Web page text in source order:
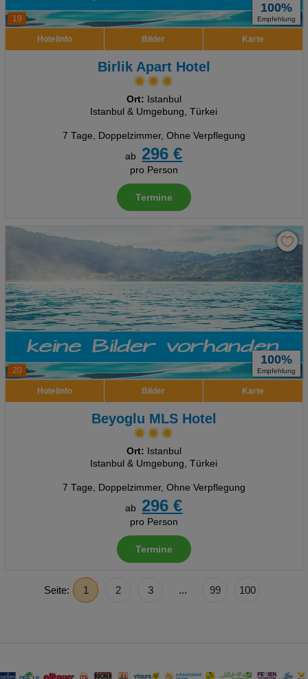
19
100%
Empfehlung
Hotelinfo Bilder Karte
Birlik Apart Hotel
Ort: Istanbul
Istanbul & Umgebung, Türkei
7 Tage, Doppelzimmer, Ohne Verpflegung
ab
296 €
pro Person
Termine
20
100%
Empfehlung
Hotelinfo Bilder Karte
Beyoglu MLS Hotel
Ort: Istanbul
Istanbul & Umgebung, Türkei
7 Tage, Doppelzimmer, Ohne Verpflegung
ab
296 €
pro Person
Termine
Seite: 1 2 3 ... 99 100